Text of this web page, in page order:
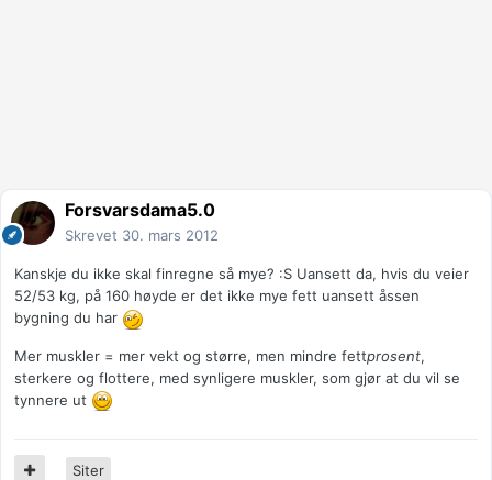
Forsvarsdama5.0
Skrevet 30. mars 2012
Kanskje du ikke skal finregne så mye? :S Uansett da, hvis du veier
52/53 kg, på 160 høyde er det ikke mye fett uansett åssen
bygning du har
Mer muskler = mer vekt og større, men mindre fettprosent,
sterkere og flottere, med synligere muskler, som gjør at du vil se
tynnere ut
Siter